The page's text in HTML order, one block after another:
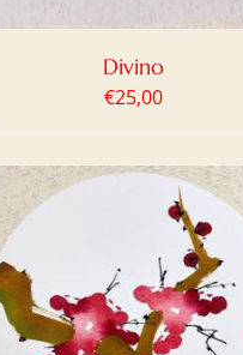
Divino
€25,00